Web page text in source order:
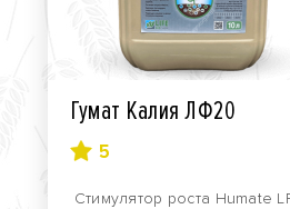
Гумат Калия ЛФ20
5
Стимулятор роста Нumate